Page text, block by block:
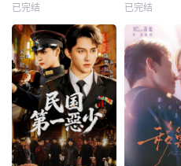
已完结 已完结